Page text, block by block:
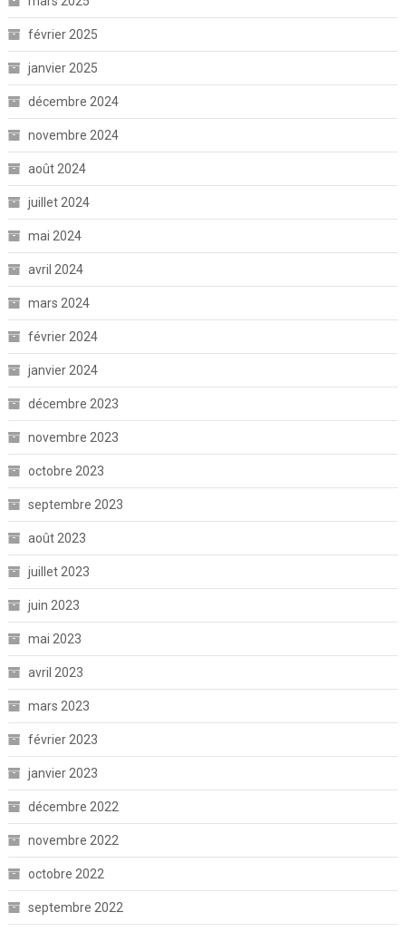
février 2025
janvier 2025
décembre 2024
novembre 2024
août 2024
juillet 2024
mai 2024
avril 2024
mars 2024
février 2024
janvier 2024
décembre 2023
novembre 2023
octobre 2023
septembre 2023
août 2023
juillet 2023
juin 2023
mai 2023
avril 2023
mars 2023
février 2023
janvier 2023
décembre 2022
novembre 2022
octobre 2022
septembre 2022